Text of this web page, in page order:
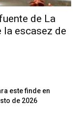
de La
la escasez de
este finde en
de 2026